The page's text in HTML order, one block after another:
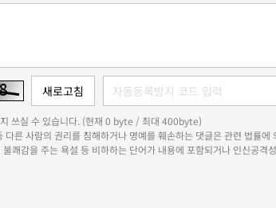
쓰실 수 있습니다. (현재 0 byte / 최대 400byte)
다른 사람의 권리를 침해하거나 명예를 훼손하는 댓글은 관련 법률에
쾌감을 주는 욕설 등 비하하는 단어가 내용에 포함되거나 인신공격